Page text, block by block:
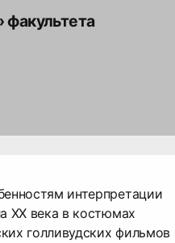
факультета
интерпретации
ХХ века в костюмах
голливудских фильмов